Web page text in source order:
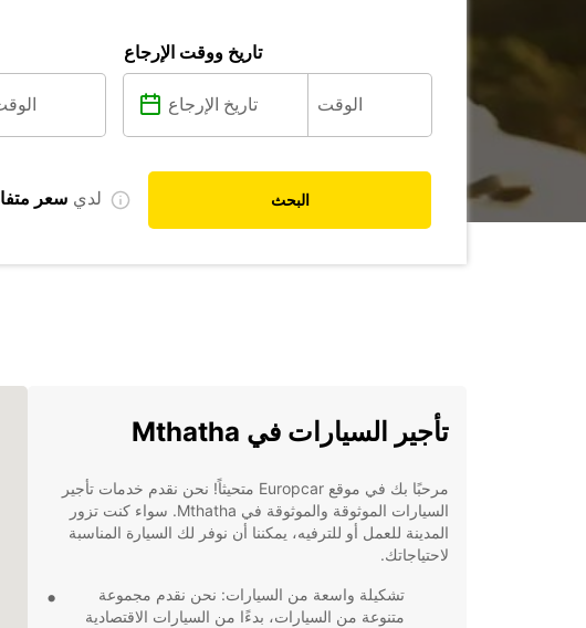
تاريخ ووقت الإرجاع
لدي سعر البحث
تأجير السيارات في Mthatha
مرحبًا بك في موقع Europcar متحيثاً! نحن نقدم خدمات تأجير
السيارات الموثوقة والموثوقة في Mthatha. سواء كنت تزور
المدينة للعمل أو للترفيه، يمكننا أن نوفر لك السيارة المناسبة
لاحتياجاتك.
تشكيلة واسعة من السيارات: نحن نقدم مجموعة
متنوعة من السيارات، بدءًا من السيارات الاقتصادية